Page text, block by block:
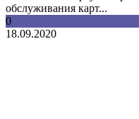
обслуживания карт...
0
18.09.2020